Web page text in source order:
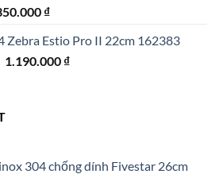
₫.
₫Giá
tại
là:
Zebra Estio Pro II 22cm 162383
Giá
1.590.000 ₫.
1.190.000 ₫Giá
304 chống dính Fivestar 26cm